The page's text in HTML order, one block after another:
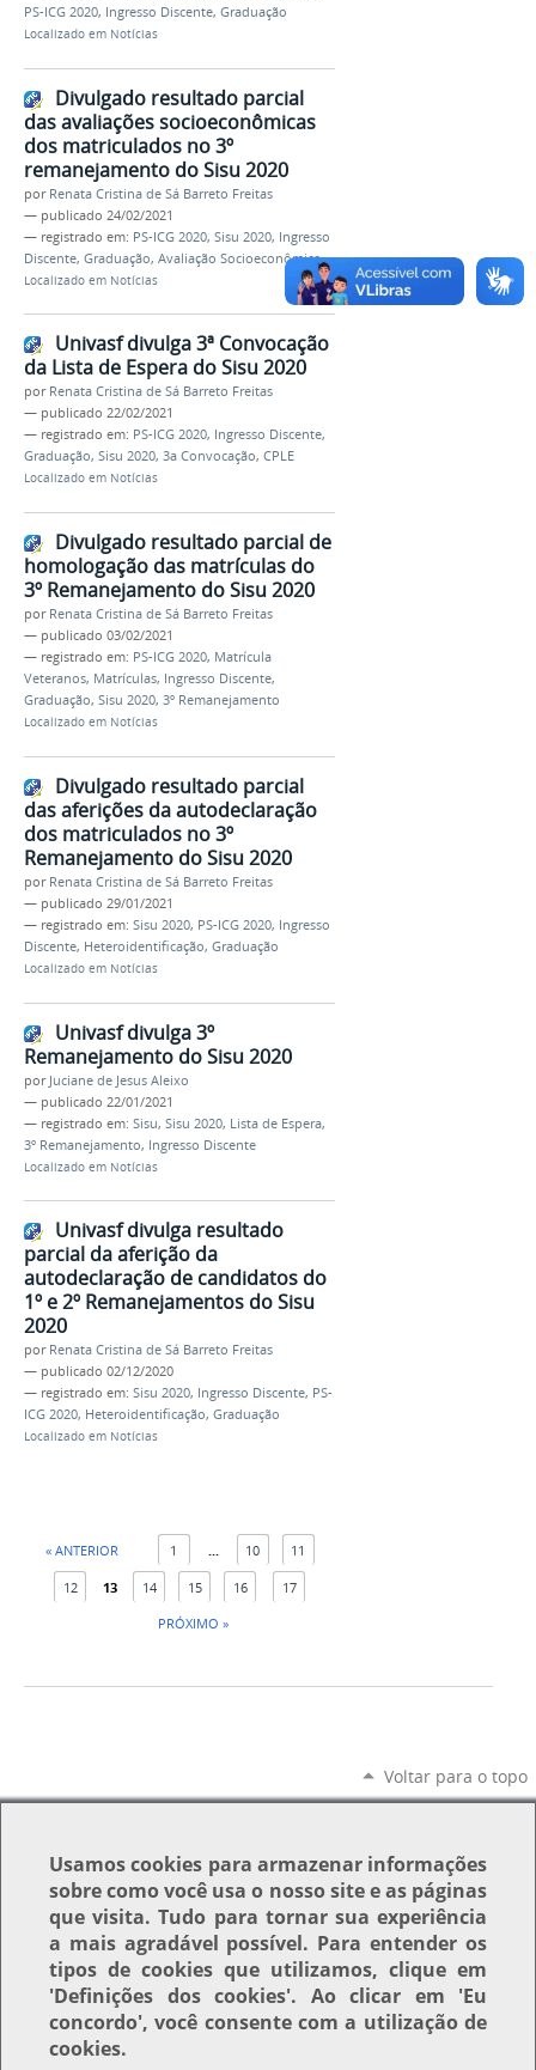
PS-ICG 2020, Ingresso Discente, Graduação
Localizado em Notícias
Divulgado resultado parcial
das avaliações socioeconômicas
dos matriculados no 3º
remanejamento do Sisu 2020
por Renata Cristina de Sá Barreto Freitas
— publicado 24/02/2021
— registrado em: PS-ICG 2020, Sisu 2020, Ingresso
Discente, Graduação, Avaliação Socioeconômica
Localizado em Notícias
Univasf divulga 3ª Convocação
da Lista de Espera do Sisu 2020
por Renata Cristina de Sá Barreto Freitas
— publicado 22/02/2021
— registrado em: PS-ICG 2020, Ingresso Discente,
Graduação, Sisu 2020, 3a Convocação, CPLE
Localizado em Notícias
Divulgado resultado parcial de
homologação das matrículas do
3º Remanejamento do Sisu 2020
por Renata Cristina de Sá Barreto Freitas
— publicado 03/02/2021
— registrado em: PS-ICG 2020, Matrícula
Veteranos, Matrículas, Ingresso Discente,
Graduação, Sisu 2020, 3º Remanejamento
Localizado em Notícias
Divulgado resultado parcial
das aferições da autodeclaração
dos matriculados no 3º
Remanejamento do Sisu 2020
por Renata Cristina de Sá Barreto Freitas
— publicado 29/01/2021
— registrado em: Sisu 2020, PS-ICG 2020, Ingresso
Discente, Heteroidentificação, Graduação
Localizado em Notícias
Univasf divulga 3º
Remanejamento do Sisu 2020
por Juciane de Jesus Aleixo
— publicado 22/01/2021
— registrado em: Sisu, Sisu 2020, Lista de Espera,
3º Remanejamento, Ingresso Discente
Localizado em Notícias
Univasf divulga resultado
parcial da aferição da
autodeclaração de candidatos do
1º e 2º Remanejamentos do Sisu
2020
por Renata Cristina de Sá Barreto Freitas
— publicado 02/12/2020
— registrado em: Sisu 2020, Ingresso Discente, PS-
ICG 2020, Heteroidentificação, Graduação
Localizado em Notícias
« ANTERIOR 1 ... 10 11
12 13 14 15 16
17
PRÓXIMO »
Voltar para o topo
Usamoscookies para armazenar informações
sobre como você usa o nosso site e as páginas
que visita. Tudo para tornar sua experiência
a mais agradável possível. Para entender os
tipos de cookies que utilizamos, clique em
'Definições dos cookies'. Ao clicar em 'Eu
concordo', você consente com a utilização de
cookies.